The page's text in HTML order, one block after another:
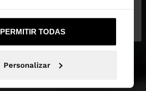
PERMITIR TODAS
Personalizar